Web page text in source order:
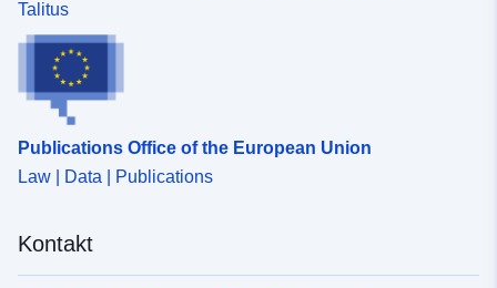
Talitus
Publications Office of the European Union
Law | Data | Publications
Kontakt